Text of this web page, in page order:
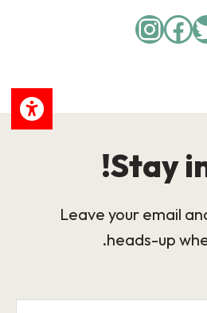
Facebook
Instagram
Stay
Leave your email
heads-up